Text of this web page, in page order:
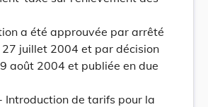
a été approuvée par arrêté
juillet 2004 et par décision
août 2004 et publiée en due
Introduction de tarifs pour la